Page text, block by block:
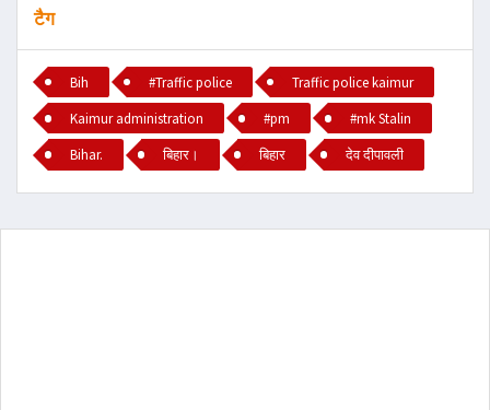
टैग
Bih #Traffic police
Traffic police kaimur
Kaimur administration
#pm
#mk Stalin
Bihar.
बिहार। बिहार देव दीपावली